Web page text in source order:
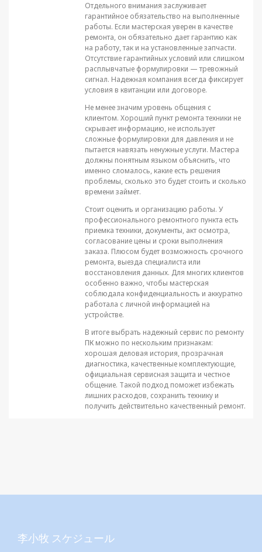
Отдельного внимания заслуживает
гарантийное обязательство на выполненные
работы. Если мастерская уверен в качестве
ремонта, он обязательно дает гарантию как
на работу, так и на установленные запчасти.
Отсутствие гарантийных условий или слишком
расплывчатые формулировки — тревожный
сигнал. Надежная компания всегда фиксирует
условия в квитанции или договоре.
Не менее значим уровень общения с
клиентом. Хороший пункт ремонта техники не
скрывает информацию, не использует
сложные формулировки для давления и не
пытается навязать ненужные услуги. Мастера
должны понятным языком объяснить, что
именно сломалось, какие есть решения
проблемы, сколько это будет стоить и сколько
времени займет.
Стоит оценить и организацию работы. У
профессионального ремонтного пункта есть
приемка техники, документы, акт осмотра,
согласование цены и сроки выполнения
заказа. Плюсом будет возможность срочного
ремонта, выезда специалиста или
восстановления данных. Для многих клиентов
особенно важно, чтобы мастерская
соблюдала конфиденциальность и аккуратно
работала с личной информацией на
устройстве.
В итоге выбрать надежный сервис по ремонту
ПК можно по нескольким признакам:
хорошая деловая история, прозрачная
диагностика, качественные комплектующие,
официальная сервисная защита и честное
общение. Такой подход поможет избежать
лишних расходов, сохранить технику и
получить действительно качественный ремонт.
李小牧 スケジュール